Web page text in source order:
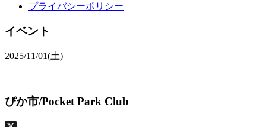
プライバシーポリシー
イベント
2025/11/01(土)
ぴか市/Pocket Park Club